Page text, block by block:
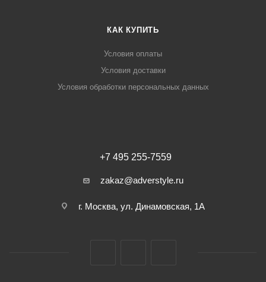
КАК КУПИТЬ
Условия оплаты
Условия доставки
Условия обработки персональных данных
+7 495 255-7559
zakaz@adverstyle.ru
г. Москва, ул. Динамовская, 1А